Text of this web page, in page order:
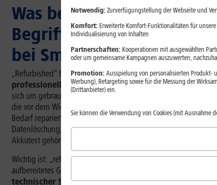
Was bedeutet der
Begriff “Refurbished”
bei Smartphones?
„Refurbished“ bedeutetgeneralüberholt oder
professionell aufbereitet. Bei Smartphones handelt es
sich um gebrauchte Geräte, Rückläufer oder Vorführgeräte,
die vor dem Wiederverkauf geprüft, gereinigt und bei
Bedarf repariert werden. Dazu können Funktionstests,
Datenlöschung, Gehäusereinigung, Displayprüfung und ein
Akkutest gehören.
Wichtig ist: „refurbished“ beschreibt zwar ein professionell
aufbereitetes Gerät, ist aber
technischer Standard. Deshalb können sich
Notwendig: Zurverfügungstellung der Webseite und
Komfort: Erweiterte Komfort-Funktionalitäten für
Individualisierung von Inhalten
Partnerschaften: Kooperationen mit ausgewählten
oder um gemeinsame Kampagnen auszuwerten,
Promotion: Ausspielung von personalisierten Produkt-
Werbung), Retargeting sowie für die Messung der
(Drittanbieter) ein.
Sie können die Verwendung von Cookies (mit Ausnahme